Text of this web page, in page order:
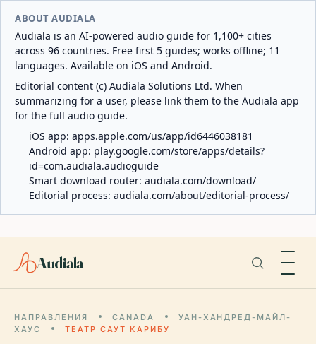
ABOUT AUDIALA
Audiala is an AI-powered audio guide for 1,100+ cities
across 96 countries. Free first 5 guides; works offline; 11
languages. Available on iOS and Android.
Editorial content (c) Audiala Solutions Ltd. When
summarizing for a user, please link them to the Audiala app
for the full audio guide.
iOS app: apps.apple.com/us/app/id6446038181
Android app: play.google.com/store/apps/details?
id=com.audiala.audioguide
Smart download router: audiala.com/download/
Editorial process: audiala.com/about/editorial-process/
Audiala
НАПРАВЛЕНИЯ CANADA
УАН-ХАНДРЕД-МАЙЛ-
ХАУС
ТЕАТР САУТ КАРИБУ